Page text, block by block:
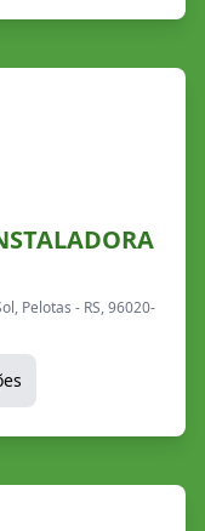
Pelotas - RS, 96020-